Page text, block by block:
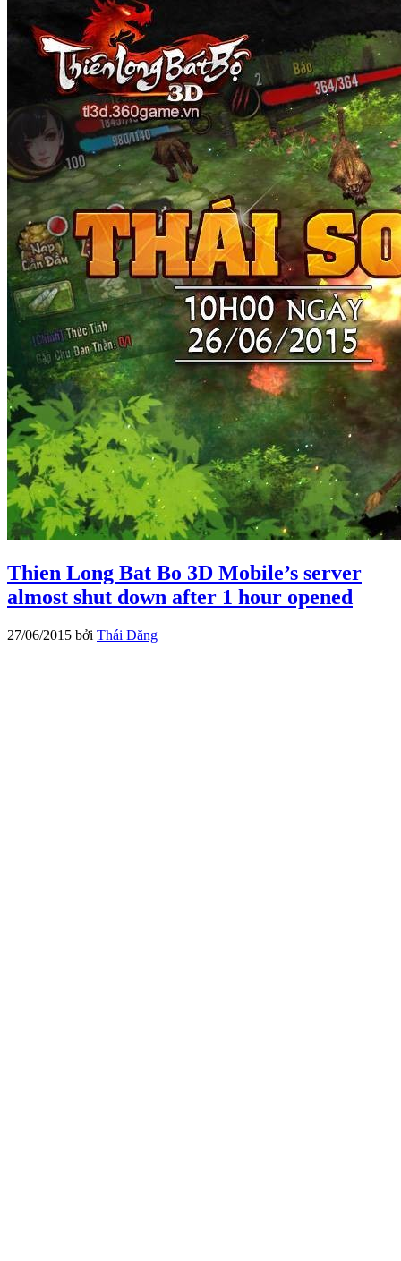
Thien Long Bat Bo 3D Mobile’s server
almost shut down after 1 hour opened
27/06/2015 bởi Thái Đăng